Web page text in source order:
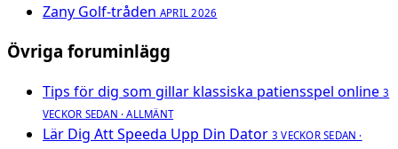
Zany Golf-tråden APRIL 2026
Övriga foruminlägg
Tips för dig som gillar klassiska patiensspel online 3
VECKOR SEDAN · ALLMÄNT
Lär Dig Att Speeda Upp Din Dator 3 VECKOR SEDAN ·